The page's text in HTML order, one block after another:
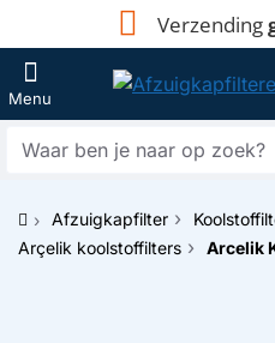
Verzending
Waar
naar
oph
Afzuigkapfilter
Arçelik koolstoffilters
Arcelik